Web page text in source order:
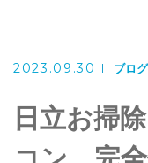
ハウスクリーニング
浴室クリーニング
風呂釜洗浄・追い
2023.09.30 ブログ
日立お掃